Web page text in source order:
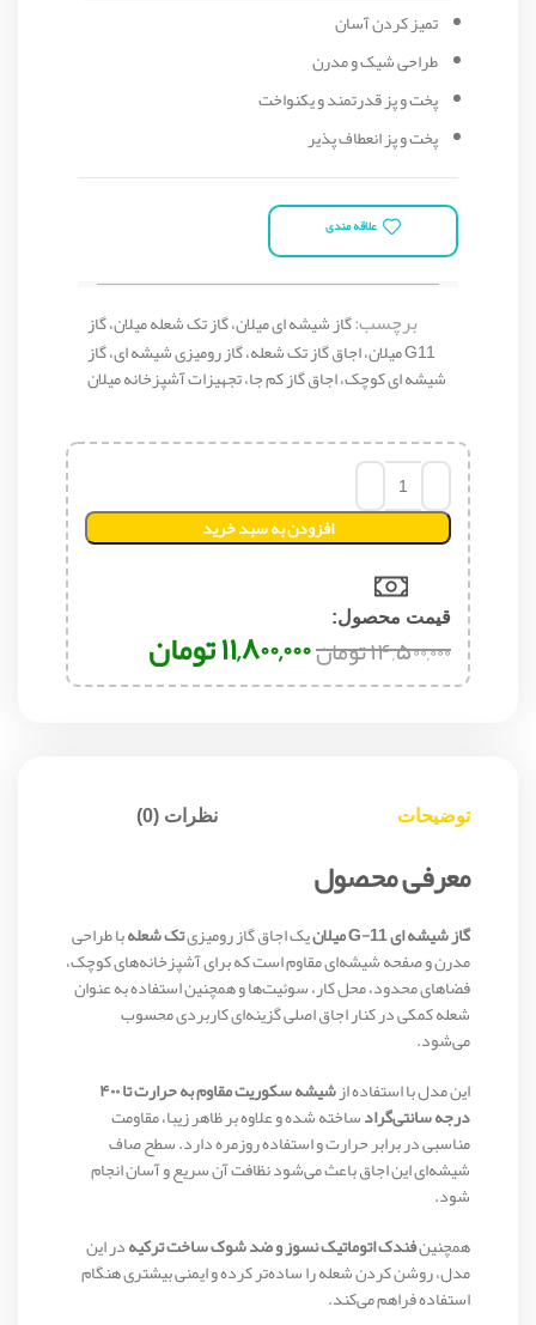
تمیز کردن آسان
طراحی شیک و مدرن
پخت و پز قدرتمند و یکنواخت
پخت و پز انعطاف پذیر
علاقه مندی
برچسب:گاز شیشه ای میلان، گاز تک شعله میلان، گاز
G11 میلان، اجاق گاز تک شعله، گاز رومیزی شیشه ای، گاز
شیشه ای کوچک، اجاق گاز کم جا، تجهیزات آشپزخانه میلان
افزودن به سبد خرید
قیمت محصول:​
۱۴,۵۰۰,۰۰۰تومان۱۱,۸۰۰,۰۰۰تومان
توضیحات نظرات (0)
معرفی محصول
گاز شیشه ای G-11 میلان یک اجاق گاز رومیزیتک شعلهبا طراحی
مدرن و صفحه شیشه‌ای مقاوم است که برای آشپزخانه‌های کوچک،
فضاهای محدود، محل کار، سوئیت‌ها و همچنین استفاده به عنوان
شعله کمکی در کنار اجاق اصلی گزینه‌ای کاربردی محسوب
می‌شود.
این مدل با استفاده از
شیشه سکوریت مقاوم به حرارت تا ۴۰۰
درجه سانتی‌گرادساخته شده و علاوه بر ظاهر زیبا، مقاومت
مناسبی در برابر حرارت و استفاده روزمره دارد. سطح صاف
شیشه‌ای این اجاق باعث می‌شود نظافت آن سریع و آسان انجام
شود.
همچنینفندک اتوماتیک نسوز و ضد شوک ساخت ترکیهدر این
مدل، روشن کردن شعله را ساده‌تر کرده و ایمنی بیشتری هنگام
استفاده فراهم می‌کند.